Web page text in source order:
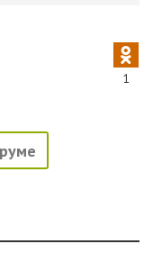
1